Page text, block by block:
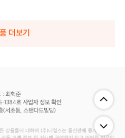
더보기
: 최혁준
-1384호 사업자 정보 확인
서초동, 스탠다드빌딩)
상품들에 대하여 (주)데얼스는 통신판매 중개자로서